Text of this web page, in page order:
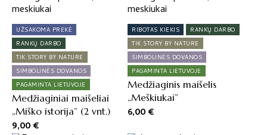
UŽSAKOMA PREKĖ
RANKŲ DARBO
TIK STORY BY NATURE
SIMBOLINĖS DOVANOS
PAGAMINTA LIETUVOJE
Medžiaginiai maišeliai
„Miško istorija” (2 vnt.)
9,00€
RIBOTAS KIEKIS
RANKŲ DARBO
TIK STORY BY NATURE
SIMBOLINĖS DOVANOS
PAGAMINTA LIETUVOJE
Medžiaginis maišelis
„Meškiukai”
6,00€